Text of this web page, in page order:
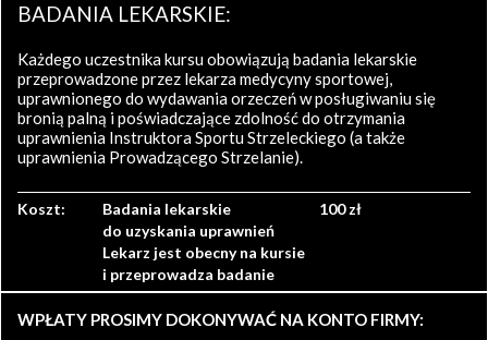
BADANIA LEKARSKIE:
Każdego uczestnika kursu obowiązują badania lekarskie
przeprowadzone przez lekarza medycyny sportowej,
uprawnionego do wydawania orzeczeń w posługiwaniu się
bronią palną i poświadczające zdolność do otrzymania
uprawnienia Instruktora Sportu Strzeleckiego (a także
uprawnienia Prowadzącego Strzelanie).
Koszt:
Badania lekarskie
do uzyskania uprawnień
Lekarz jest obecny na kursie
i przeprowadza badanie
100 zł
WPŁATY PROSIMY DOKONYWAĆ NA KONTO FIRMY: